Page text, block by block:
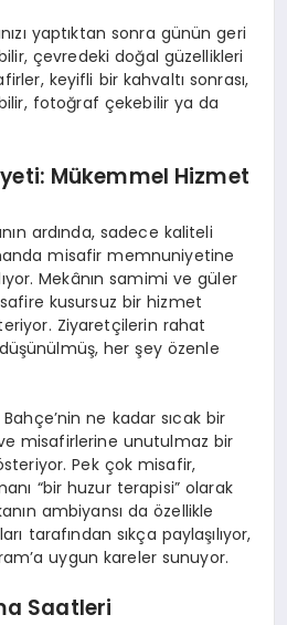
yaptıktan sonra günün geri
çevredeki doğal güzellikleri
keyifli bir kahvaltı sonrası,
fotoğraf çekebilir ya da
Mükemmel Hizmet
ardında, sadece kaliteli
misafir memnuniyetine
Mekânın samimi ve güler
kusursuz bir hizmet
Ziyaretçilerin rahat
her şey özenle
ne kadar sıcak bir
misafirlerine unutulmaz bir
Pek çok misafir,
“bir huzur terapisi” olarak
ambiyansı da özellikle
tarafından sıkça paylaşılıyor,
uygun kareler sunuyor.
Saatleri